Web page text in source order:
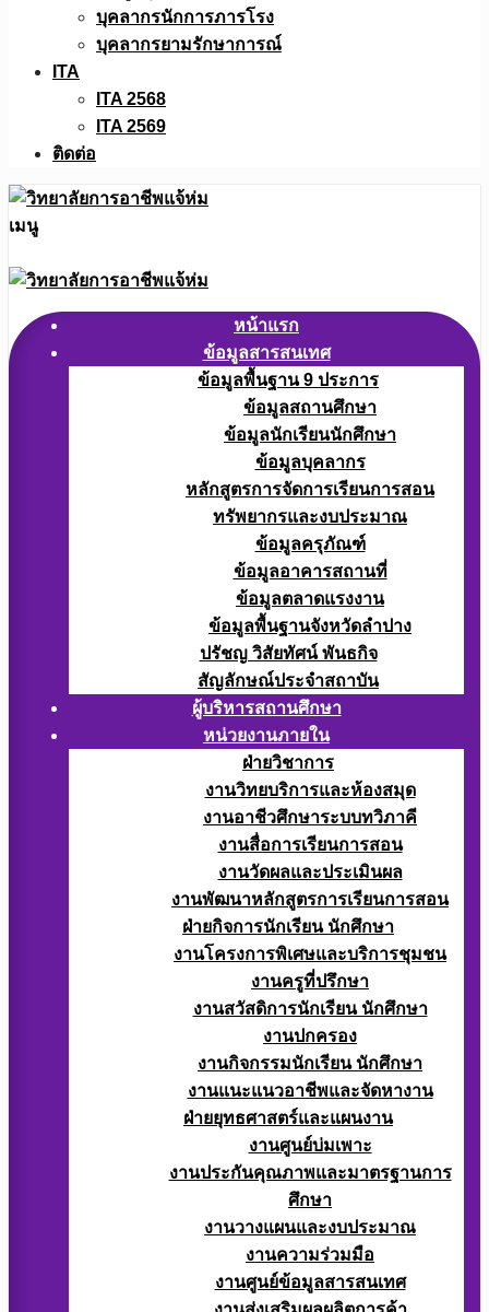
บุคลากรนักการภารโรง
บุคลากรยามรักษาการณ์
ITA
ITA 2568
ITA 2569
ติดต่อ
เมนู
หน้าแรก
ข้อมูลสารสนเทศ
ข้อมูลพื้นฐาน 9 ประการ
ข้อมูลสถานศึกษา
ข้อมูลนักเรียนนักศึกษา
ข้อมูลบุคลากร
หลักสูตรการจัดการเรียนการสอน
ทรัพยากรและงบประมาณ
ข้อมูลครุภัณฑ์
ข้อมูลอาคารสถานที่
ข้อมูลตลาดแรงงาน
ข้อมูลพื้นฐานจังหวัดลำปาง
ปรัชญ วิสัยทัศน์ พันธกิจ
สัญลักษณ์ประจำสถาบัน
ผู้บริหารสถานศึกษา
หน่วยงานภายใน
ฝ่ายวิชาการ
งานวิทยบริการและห้องสมุด
งานอาชีวศึกษาระบบทวิภาคี
งานสื่อการเรียนการสอน
งานวัดผลและประเมินผล
งานพัฒนาหลักสูตรการเรียนการสอน
ฝ่ายกิจการนักเรียน นักศึกษา
งานโครงการพิเศษและบริการชุมชน
งานครูที่ปรึกษา
งานสวัสดิการนักเรียน นักศึกษา
งานปกครอง
งานกิจกรรมนักเรียน นักศึกษา
งานแนะแนวอาชีพและจัดหางาน
ฝ่ายยุทธศาสตร์และแผนงาน
งานศูนย์บ่มเพาะ
งานประกันคุณภาพและมาตรฐานการ
ศึกษา
งานวางแผนและงบประมาณ
งานความร่วมมือ
งานศูนย์ข้อมูลสารสนเทศ